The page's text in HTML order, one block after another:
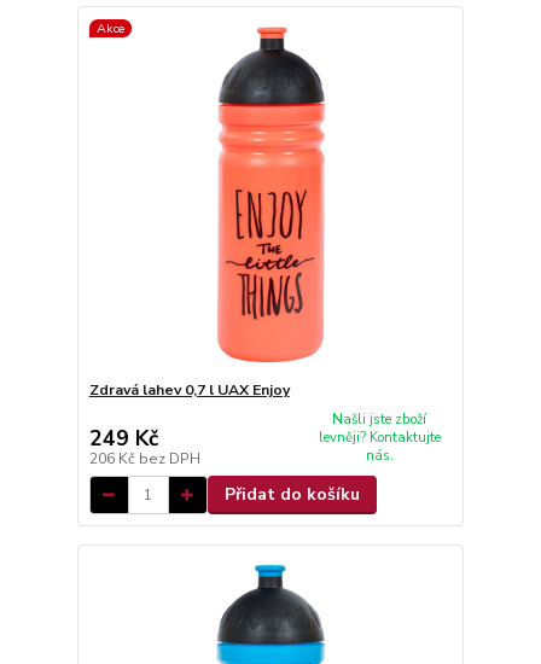
Akce
Zdravá lahev 0,7 l UAX Enjoy
249 Kč
206 Kč bez DPH
Našli jste zboží
levněji? Kontaktujte
nás.
Přidat do košíku